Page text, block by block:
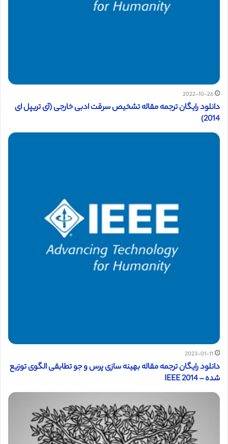
2022-10-26
دانلود رایگان ترجمه مقاله تشخیص سرقت ادبی خارجی (آی تریپل ای
2014)
2023-01-11
دانلود رایگان ترجمه مقاله بهینه سازی پرس و جو تطابقی الگوی توزیع
شده – IEEE 2014